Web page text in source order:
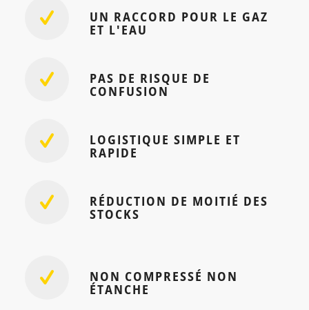
UN RACCORD POUR LE GAZ
ET L'EAU
PAS DE RISQUE DE
CONFUSION
LOGISTIQUE SIMPLE ET
RAPIDE
RÉDUCTION DE MOITIÉ DES
STOCKS
NON COMPRESSÉ NON
ÉTANCHE